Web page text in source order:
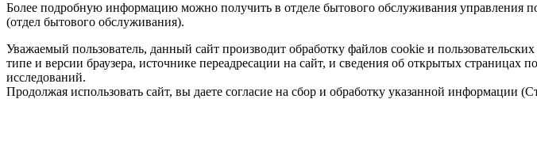
Более подробную информацию можно получить в отделе бытового обслуживания управления
(отдел бытового обслуживания).
Уважаемый пользователь, данный сайт производит обработку файлов cookie и
типе и версии браузера, источнике переадресации на сайт, и сведения об открытых страницах
исследований.
Продолжая использовать сайт, вы даете согласие на сбор и обработку указанной